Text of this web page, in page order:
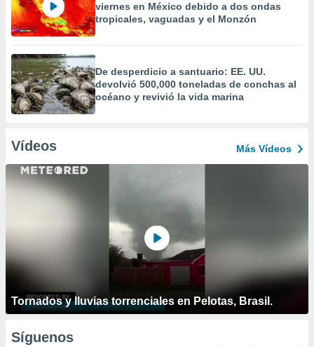
viernes en México debido a dos ondas
tropicales, vaguadas y el Monzón
De desperdicio a santuario: EE. UU.
devolvió 500,000 toneladas de conchas al
océano y revivió la vida marina
Vídeos Más Vídeos
Tornados y lluvias torrenciales en Pelotas, Brasil.
Síguenos